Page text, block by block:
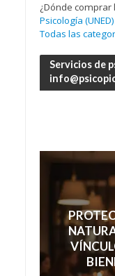
¿Dónde comprar
Psicología (UNED)
Todas las
Servicios de